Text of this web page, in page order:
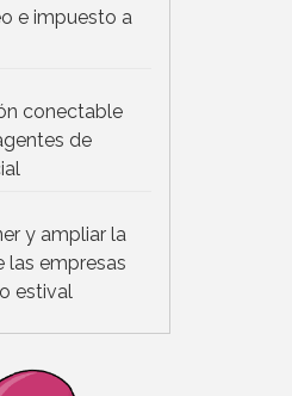
e impuesto a
conectable
de
y ampliar la
las empresas
estival